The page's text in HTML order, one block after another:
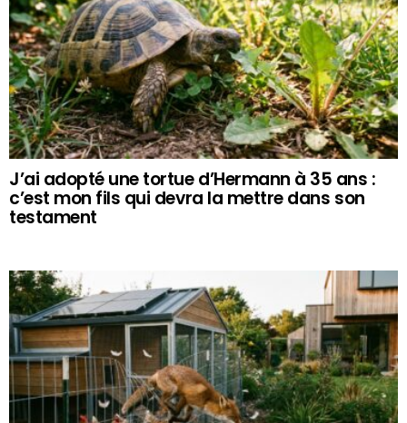
J’ai adopté une tortue d’Hermann à 35 ans :
c’est mon fils qui devra la mettre dans son
testament